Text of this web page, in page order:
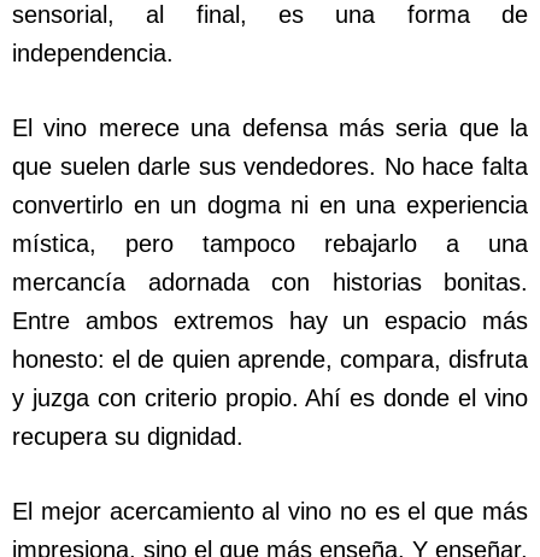
sensorial, al final, es una forma de
independencia.
El vino merece una defensa más seria que la
que suelen darle sus vendedores. No hace falta
convertirlo en un dogma ni en una experiencia
mística, pero tampoco rebajarlo a una
mercancía adornada con historias bonitas.
Entre ambos extremos hay un espacio más
honesto: el de quien aprende, compara, disfruta
y juzga con criterio propio. Ahí es donde el vino
recupera su dignidad.
El mejor acercamiento al vino no es el que más
impresiona, sino el que más enseña. Y enseñar,